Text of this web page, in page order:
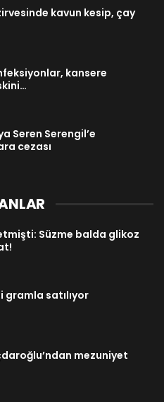
zirvesinde kavun kesip, çay
kansere
Seren Serengil’e
cezası
Süzme balda glikoz
gramla satılıyor
mezuniyet